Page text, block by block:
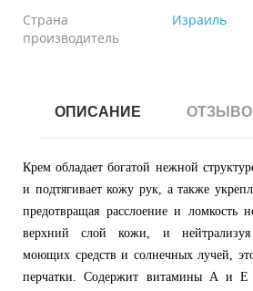
Страна
производитель
Израиль
ОПИСАНИЕ
Крем обладает богатой нежной
и подтягивает кожу рук, а также
предотвращая расслоение и ломкость
верхний слой кожи, и нейтрализуя
моющих средств и солнечных лучей,
перчатки. Содержит витамины А и Е